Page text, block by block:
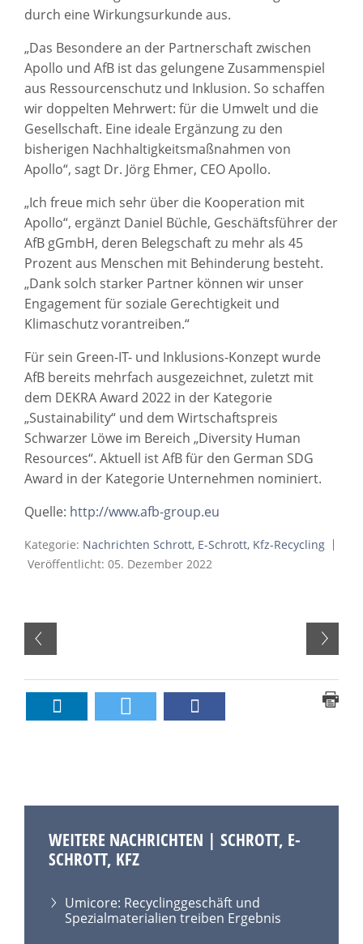
durch eine Wirkungsurkunde aus.
„Das Besondere an der Partnerschaft zwischen
Apollo und AfB ist das gelungene Zusammenspiel
aus Ressourcenschutz und Inklusion. So schaffen
wir doppelten Mehrwert: für die Umwelt und die
Gesellschaft. Eine ideale Ergänzung zu den
bisherigen Nachhaltigkeitsmaßnahmen von
Apollo“, sagt Dr. Jörg Ehmer, CEO Apollo.
„Ich freue mich sehr über die Kooperation mit
Apollo“, ergänzt Daniel Büchle, Geschäftsführer der
AfB gGmbH, deren Belegschaft zu mehr als 45
Prozent aus Menschen mit Behinderung besteht.
„Dank solch starker Partner können wir unser
Engagement für soziale Gerechtigkeit und
Klimaschutz vorantreiben.“
Für sein Green-IT- und Inklusions-Konzept wurde
AfB bereits mehrfach ausgezeichnet, zuletzt mit
dem DEKRA Award 2022 in der Kategorie
„Sustainability“ und dem Wirtschaftspreis
Schwarzer Löwe im Bereich „Diversity Human
Resources“. Aktuell ist AfB für den German SDG
Award in der Kategorie Unternehmen nominiert.
Quelle: http://www.afb-group.eu
Kategorie: Nachrichten Schrott, E-Schrott, Kfz-Recycling
Veröffentlicht: 05. Dezember 2022
WEITERE NACHRICHTEN | SCHROTT, E-
SCHROTT, KFZ
Umicore: Recyclinggeschäft und
Spezialmaterialien treiben Ergebnis